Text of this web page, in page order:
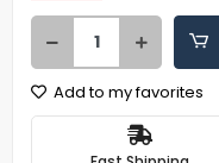
Add to my favorites